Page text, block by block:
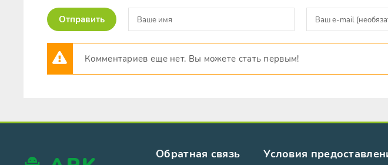
Отправить
Комментариев еще нет. Вы можете стать первым!
Обратная связь Условия